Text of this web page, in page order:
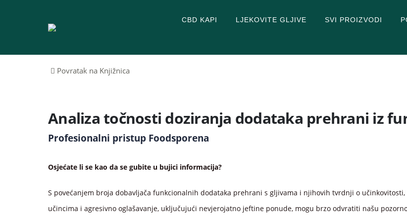
CBD KAPI LJEKOVITE GLJIVE SVI PROIZVODI
Povratak na Knjižnica
Analiza točnosti doziranja dodataka prehrani iz
Profesionalni pristup Foodsporena
Osjećate li se kao da se gubite u bujici informacija?
S povećanjem broja dobavljača funkcionalnih dodataka prehrani s gljivama i njihovih tvrdnji o
učincima i agresivno oglašavanje, uključujući nevjerojatno jeftine ponude, mogu brzo odvratiti našu